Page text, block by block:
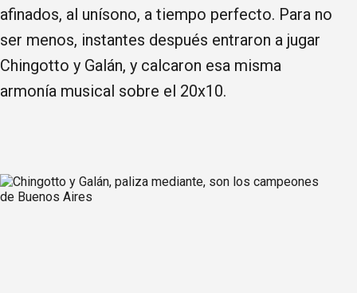
afinados, al unísono, a tiempo perfecto. Para no
ser menos, instantes después entraron a jugar
Chingotto y Galán, y calcaron esa misma
armonía musical sobre el 20x10.